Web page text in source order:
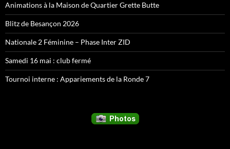
Animations à la Maison de Quartier Grette Butte
Blitz de Besançon 2026
Nationale 2 Féminine – Phase Inter ZID
Samedi 16 mai : club fermé
Tournoi interne : Appariements de la Ronde 7